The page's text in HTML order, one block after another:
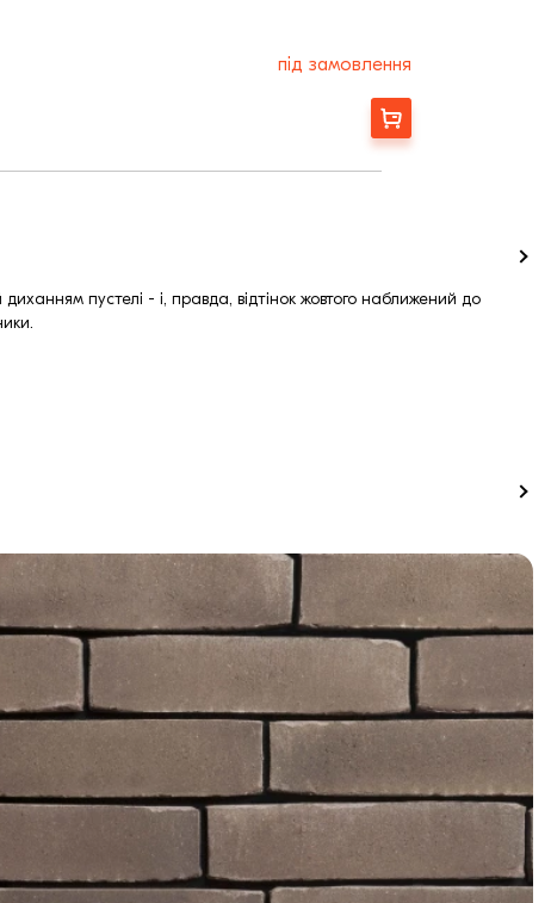
68
218
0,5
під замовлення
Замовити
пустелі - і, правда, відтінок жовтого наближений до